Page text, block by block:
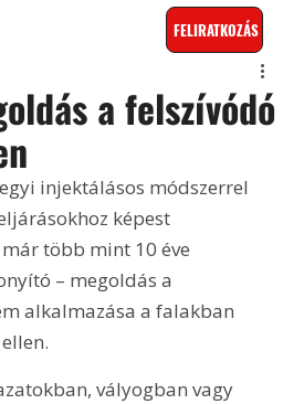
FELIRATKOZÁS
a felszívódó
injektálásos módszerrel
képest
több mint 10 éve
– megoldás a
alkalmazása a falakban
vályogban vagy